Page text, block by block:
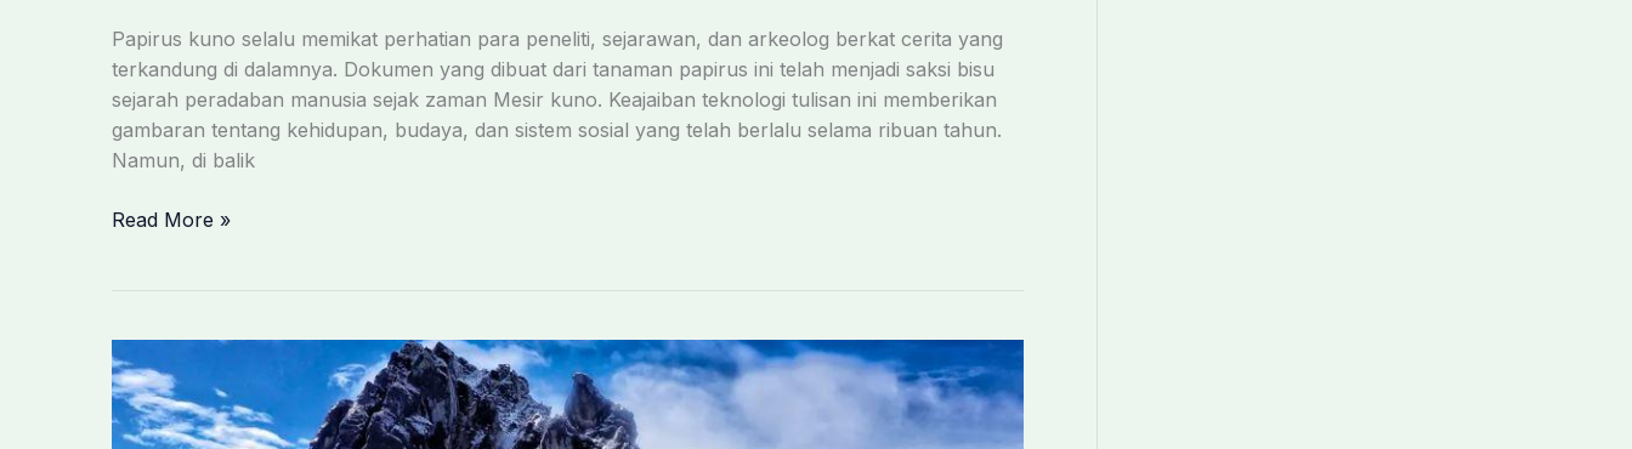
Papirus kuno selalu memikat perhatian para peneliti, sejarawan, dan arkeolog berkat cerita yang
terkandung di dalamnya. Dokumen yang dibuat dari tanaman papirus ini telah menjadi saksi bisu
sejarah peradaban manusia sejak zaman Mesir kuno. Keajaiban teknologi tulisan ini memberikan
gambaran tentang kehidupan, budaya, dan sistem sosial yang telah berlalu selama ribuan tahun.
Namun, di balik
Papirus
tentang
Penipuan
dan
Perbudakan
Read More »